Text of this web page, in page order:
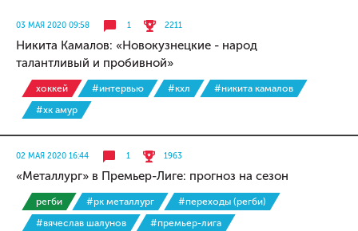
03 МАЯ 2020 09:58 1 2211
Никита Камалов: «Новокузнецкие - народ
талантливый и пробивной»
хоккей #интервью #кхл
#никита камалов
#хк амур
02 МАЯ 2020 16:44 1 1963
«Металлург» в Премьер-Лиге: прогноз на сезон
регби #рк металлург
#переходы (регби)
#вячеслав шалунов
#премьер-лига